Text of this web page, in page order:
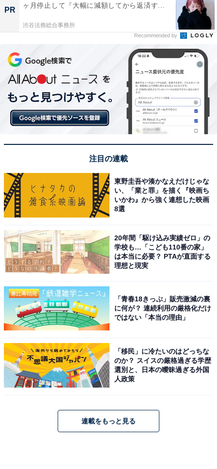
第1位：Mr.Children／114票
View this post on Instagram
1位は、「Mr.Children」です！
PR
ヶ月停止して『大幅に減額してから返済す...
渋谷法務総合事務所
Recommended by
注目の連載
東野圭吾や湊かなえだけじゃな
い、「業と罪」を描く『映画ち
いかわ』から強く連想した映画
8選
20年間「駆け込み実績ゼロ」の
学校も…「こども110番の家」
は本当に必要？ PTAが直面する
理想と現実
「青春18きっぷ」販売激減の裏
に何が？ 連続利用の厳格化だけ
ではない「本当の理由」
「移民」に冷たいのはどっちな
のか？ スイスの厳格過ぎる学歴
選別と、日本の曖昧過ぎる外国
人政策
連載をもっと見る